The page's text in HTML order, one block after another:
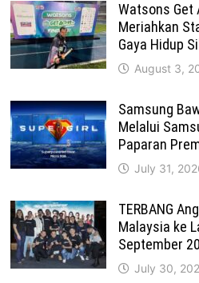
Watsons Get
Meriahkan
Gaya Hidup
August 3,
Samsung
Melalui
Paparan
July 31,
TERBANG
Malaysia ke
September
July 30,